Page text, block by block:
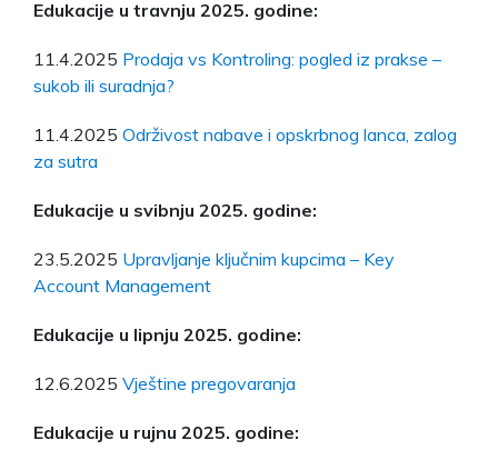
Edukacije u travnju 2025. godine:
11.4.2025 Prodaja vs Kontroling: pogled iz prakse –
sukob ili suradnja?
11.4.2025 Održivost nabave i opskrbnog lanca, zalog
za sutra
Edukacije u svibnju 2025. godine:
23.5.2025 Upravljanje ključnim kupcima – Key
Account Management
Edukacije u lipnju 2025. godine:
12.6.2025 Vještine pregovaranja
Edukacije u rujnu 2025. godine: